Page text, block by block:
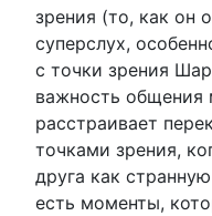
зрения (то, как он
суперслух,
с точки зрения
важность общения
расстраивает
точками зрения,
друга как
есть моменты,